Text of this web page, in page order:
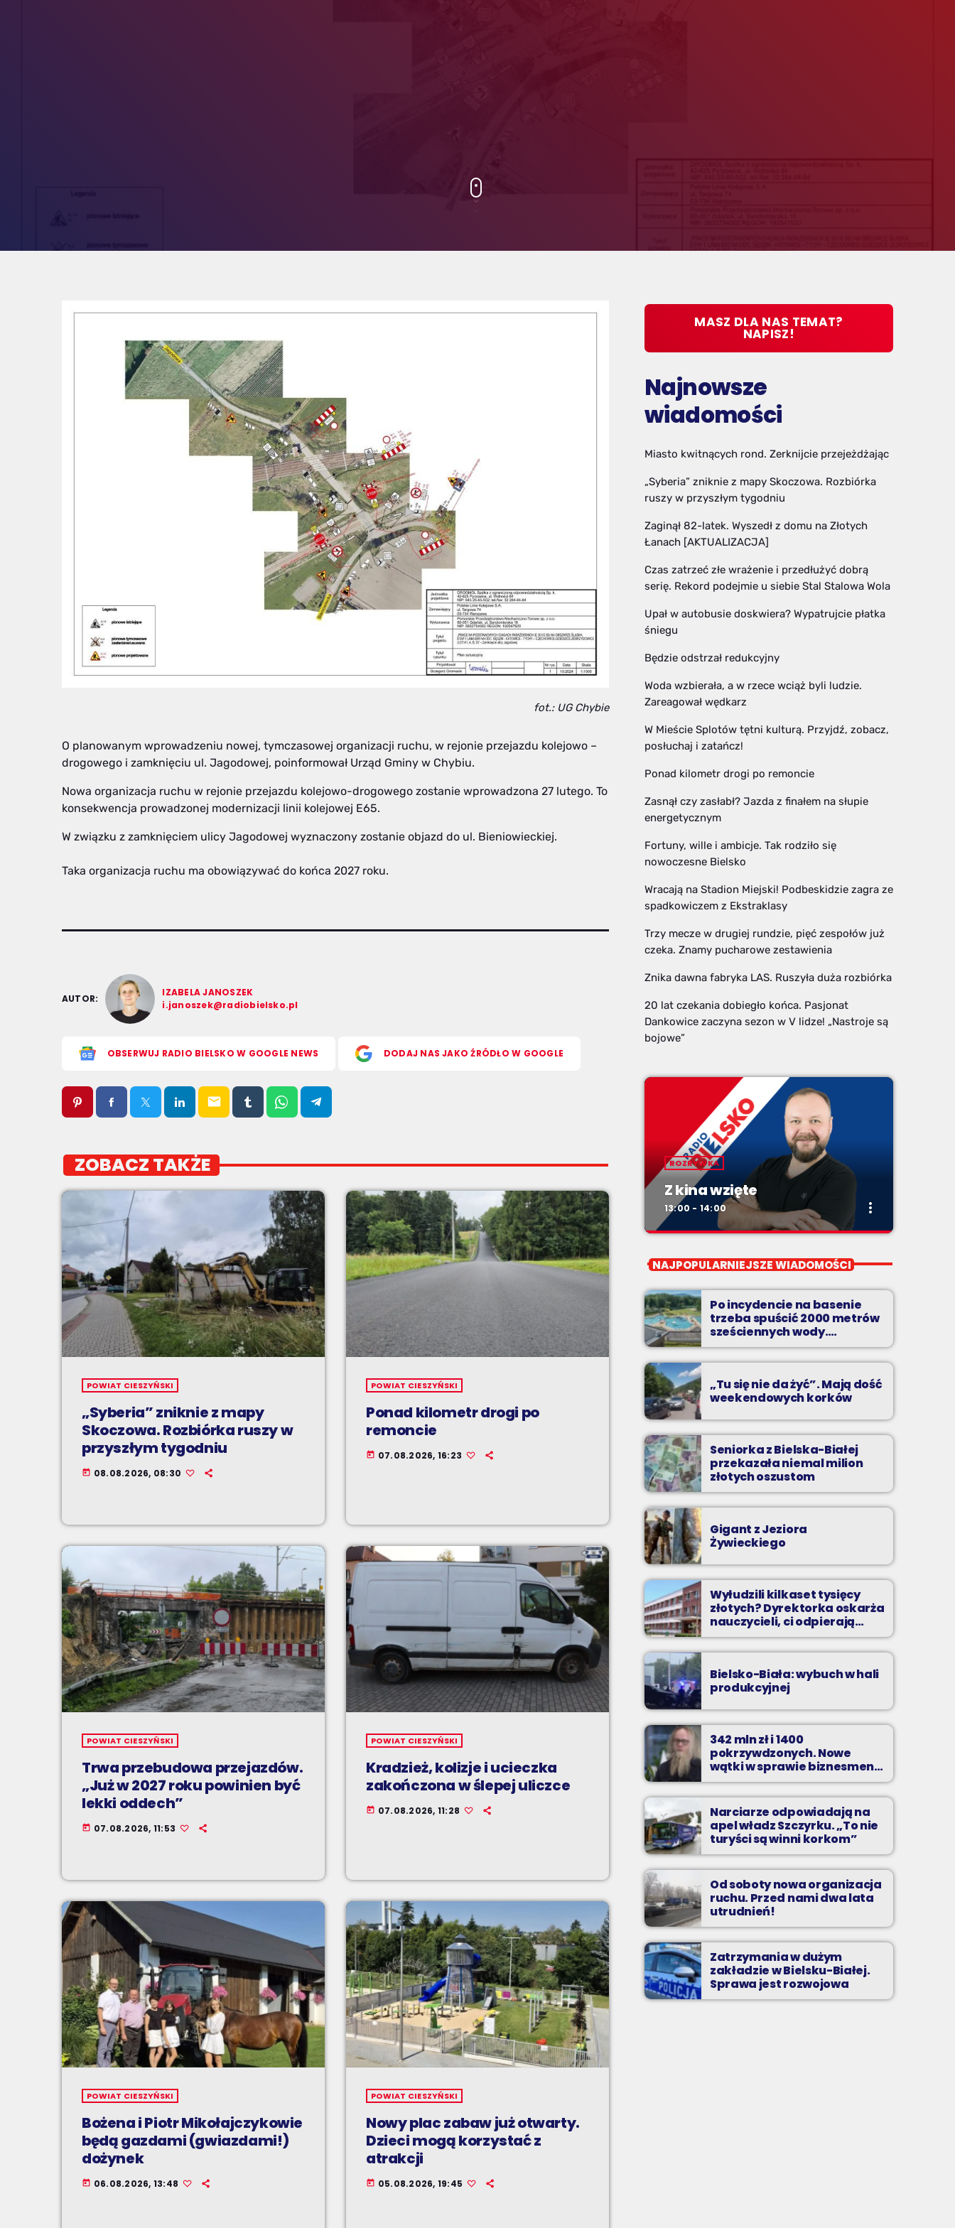
fot.: UG Chybie
O planowanym wprowadzeniu nowej, tymczasowej organizacji ruchu, w rejonie przejazdu kolejowo –
drogowego i zamknięciu ul. Jagodowej, poinformował Urząd Gminy w Chybiu.
Nowa organizacja ruchu w rejonie przejazdu kolejowo-drogowego zostanie wprowadzona 27 lutego. To
konsekwencja prowadzonej modernizacji linii kolejowej E65.
W związku z zamknięciem ulicy Jagodowej wyznaczony zostanie objazd do ul. Bieniowieckiej.
Taka organizacja ruchu ma obowiązywać do końca 2027 roku.
AUTOR:
IZABELA JANOSZEK
i.janoszek@radiobielsko.pl
OBSERWUJ RADIO BIELSKO W GOOGLE NEWS DODAJ NAS JAKO ŹRÓDŁO W GOOGLE
email
ZOBACZ TAKŻE
POWIAT CIESZYŃSKI
„Syberia” zniknie z mapy
Skoczowa. Rozbiórka ruszy w
przyszłym tygodniu
today 08.08.2026, 08:30
POWIAT CIESZYŃSKI
Ponad kilometr drogi po
remoncie
today 07.08.2026, 16:23
POWIAT CIESZYŃSKI
Trwa przebudowa przejazdów.
„Już w 2027 roku powinien być
lekki oddech”
today 07.08.2026, 11:53
POWIAT CIESZYŃSKI
Kradzież, kolizje i ucieczka
zakończona w ślepej uliczce
today 07.08.2026, 11:28
POWIAT CIESZYŃSKI
Bożena i Piotr Mikołajczykowie
będą gazdami (gwiazdami!)
dożynek
today 06.08.2026, 13:48
POWIAT CIESZYŃSKI
Nowy plac zabaw już otwarty.
Dzieci mogą korzystać z
atrakcji
today 05.08.2026, 19:45
MASZ DLA NAS TEMAT?
NAPISZ!
Najnowsze
wiadomości
Miasto kwitnących rond. Zerknijcie przejeżdżając
„Syberia” zniknie z mapy Skoczowa. Rozbiórka
ruszy w przyszłym tygodniu
Zaginął 82-latek. Wyszedł z domu na Złotych
Łanach [AKTUALIZACJA]
Czas zatrzeć złe wrażenie i przedłużyć dobrą
serię. Rekord podejmie u siebie Stal Stalowa Wola
Upał w autobusie doskwiera? Wypatrujcie płatka
śniegu
Będzie odstrzał redukcyjny
Woda wzbierała, a w rzece wciąż byli ludzie.
Zareagował wędkarz
W Mieście Splotów tętni kulturą. Przyjdź, zobacz,
posłuchaj i zatańcz!
Ponad kilometr drogi po remoncie
Zasnął czy zasłabł? Jazda z finałem na słupie
energetycznym
Fortuny, wille i ambicje. Tak rodziło się
nowoczesne Bielsko
Wracają na Stadion Miejski! Podbeskidzie zagra ze
spadkowiczem z Ekstraklasy
Trzy mecze w drugiej rundzie, pięć zespołów już
czeka. Znamy pucharowe zestawienia
Znika dawna fabryka LAS. Ruszyła duża rozbiórka
20 lat czekania dobiegło końca. Pasjonat
Dankowice zaczyna sezon w V lidze! „Nastroje są
bojowe”
ROZRYWKA
Z kina wzięte
13:00 - 14:00 more_vert
Z kina wzięte
Z Kina Wzięte to audycja w której film
występuje roli głównej.
NAJPOPULARNIEJSZE WIADOMOŚCI
Po incydencie na basenie
trzeba spuścić 2000 metrów
sześciennych wody.
„Ogromne koszty i ogromna
praca”
„Tu się nie da żyć”. Mają dość
weekendowych korków
Seniorka z Bielska-Białej
przekazała niemal milion
złotych oszustom
Gigant z Jeziora
Żywieckiego
Wyłudzili kilkaset tysięcy
złotych? Dyrektorka oskarża
nauczycieli, ci odpierają
zarzuty
Bielsko-Biała: wybuch w hali
produkcyjnej
342 mln zł i 1400
pokrzywdzonych. Nowe
wątki w sprawie biznesmena
z Bielska-Białej
Narciarze odpowiadają na
apel władz Szczyrku. „To nie
turyści są winni korkom”
Od soboty nowa organizacja
ruchu. Przed nami dwa lata
utrudnień!
Zatrzymania w dużym
zakładzie w Bielsku-Białej.
Sprawa jest rozwojowa